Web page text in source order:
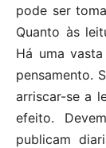
pode ser
Quanto às
Há uma
pensamento.
arriscar-se a
efeito.
publicam